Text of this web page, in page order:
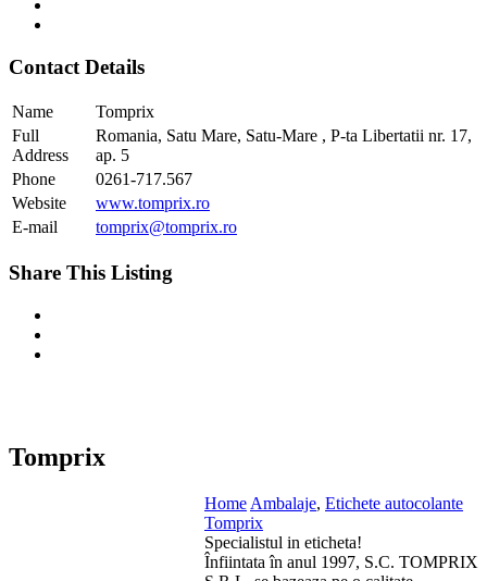
Contact Details
Name
Tomprix
Full
Address
Romania, Satu Mare, Satu-Mare , P-ta Libertatii nr. 17,
ap. 5
Phone
0261-717.567
Website
www.tomprix.ro
E-mail
tomprix@tomprix.ro
Share This Listing
Tomprix
Home Ambalaje, Etichete autocolante
Tomprix
Specialistul in eticheta!
Înfiintata în anul 1997, S.C. TOMPRIX